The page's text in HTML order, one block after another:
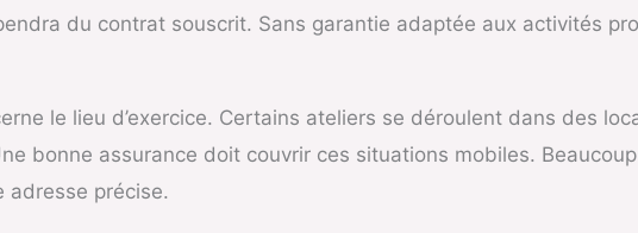
du contrat souscrit. Sans garantie adaptée aux activités
le lieu d’exercice. Certains ateliers se déroulent dans des
bonne assurance doit couvrir ces situations mobiles.
adresse précise.